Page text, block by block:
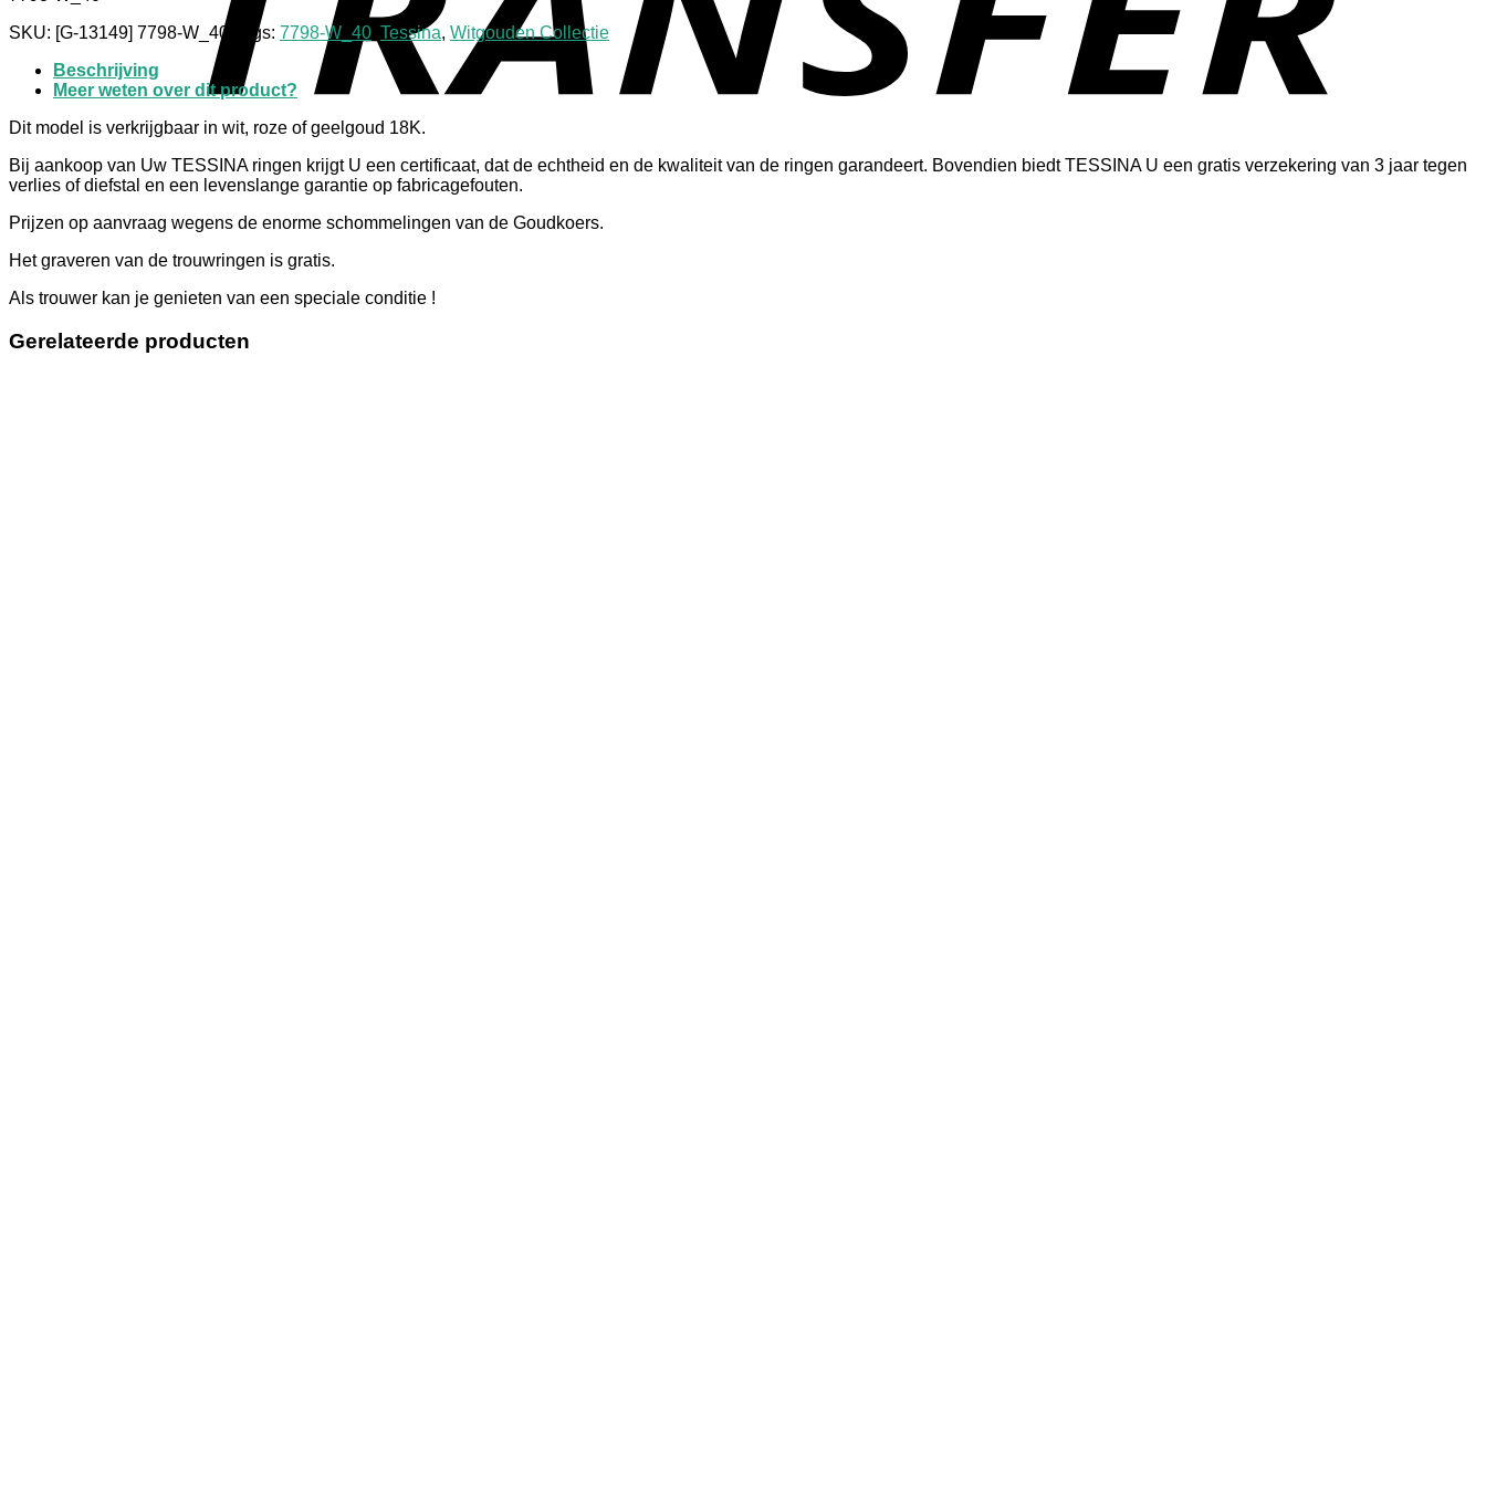
SKU: [G-13149] 7798-W_40 Tags: 7798-W_40 Tessina, Witgouden Collectie
Beschrijving
Meer weten over dit product?
Dit model is verkrijgbaar in wit, roze of geelgoud 18K.
Bij aankoop van Uw TESSINA ringen krijgt U een certificaat, dat de echtheid en de kwaliteit van de ringen garandeert. Bovendien biedt TESSINA U een gratis verzekering van 3 jaar tegen
verlies of diefstal en een levenslange garantie op fabricagefouten.
Prijzen op aanvraag wegens de enorme schommelingen van de Goudkoers.
Het graveren van de trouwringen is gratis.
Als trouwer kan je genieten van een speciale conditie !
Gerelateerde producten